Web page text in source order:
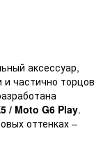
аксессуар,
частично торцов
/ Moto G6 Play.
оттенках –